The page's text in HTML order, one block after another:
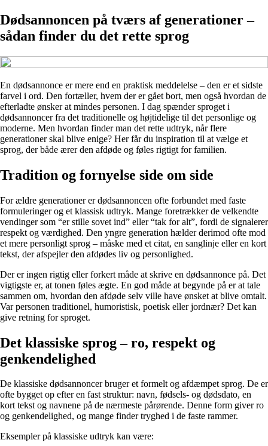
Dødsannoncen på tværs af generationer –
sådan finder du det rette sprog
En dødsannonce er mere end en praktisk meddelelse – den er et sidste
farvel i ord. Den fortæller, hvem der er gået bort, men også hvordan de
efterladte ønsker at mindes personen. I dag spænder sproget i
dødsannoncer fra det traditionelle og højtidelige til det personlige og
moderne. Men hvordan finder man det rette udtryk, når flere
generationer skal blive enige? Her får du inspiration til at vælge et
sprog, der både ærer den afdøde og føles rigtigt for familien.
Tradition og fornyelse side om side
For ældre generationer er dødsannoncen ofte forbundet med faste
formuleringer og et klassisk udtryk. Mange foretrækker de velkendte
vendinger som “er stille sovet ind” eller “tak for alt”, fordi de signalerer
respekt og værdighed. Den yngre generation hælder derimod ofte mod
et mere personligt sprog – måske med et citat, en sanglinje eller en kort
tekst, der afspejler den afdødes liv og personlighed.
Der er ingen rigtig eller forkert måde at skrive en dødsannonce på. Det
vigtigste er, at tonen føles ægte. En god måde at begynde på er at tale
sammen om, hvordan den afdøde selv ville have ønsket at blive omtalt.
Var personen traditionel, humoristisk, poetisk eller jordnær? Det kan
give retning for sproget.
Det klassiske sprog – ro, respekt og
genkendelighed
De klassiske dødsannoncer bruger et formelt og afdæmpet sprog. De er
ofte bygget op efter en fast struktur: navn, fødsels- og dødsdato, en
kort tekst og navnene på de nærmeste pårørende. Denne form giver ro
og genkendelighed, og mange finder tryghed i de faste rammer.
Eksempler på klassiske udtryk kan være: